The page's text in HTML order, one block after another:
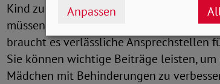
Kind zu berücksichtigen (vgl. etwa § 2
müssen auch vor Ort ermittelt und in
braucht es verlässliche Ansprechstellen
Sie können wichtige Beiträge leisten,
Mädchen mit Behinderungen zu
Anpassen